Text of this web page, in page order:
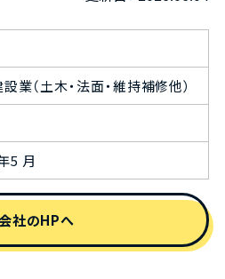
業（土木・法面・維持補修他）
5 月
社のHPへ